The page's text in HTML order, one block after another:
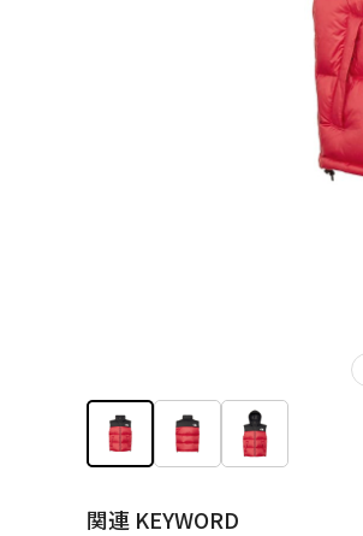
関連 KEYWORD